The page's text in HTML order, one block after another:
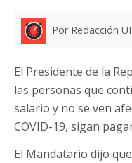
Por Redacción
El Presidente de la
las personas que
salario y no se ven
COVID-19, sigan
El Mandatario dijo